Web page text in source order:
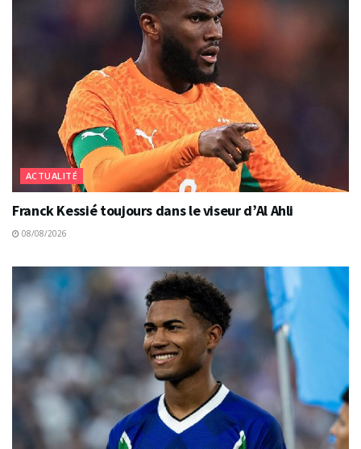
ACTUALITÉ
Franck Kessié toujours dans le viseur d’Al Ahli
08/08/2026